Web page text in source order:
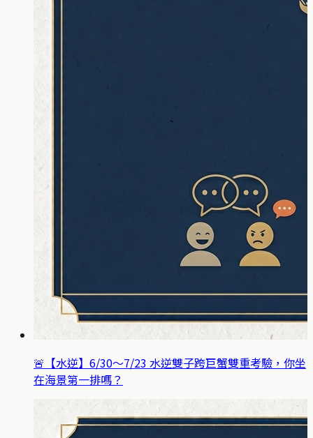
🚨【水逆】6/30～7/23 水逆雙子跨巨蟹雙重考驗，你坐
在海景第一排嗎？